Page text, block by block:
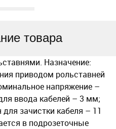
товара
Назначение:
приводом рольставней
напряжение –
ввода кабелей – 3 мм;
зачистки кабеля – 11
в подрозеточные